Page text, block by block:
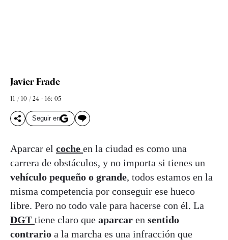
Javier Frade
11 / 10 / 24 - 16: 05
Seguir en
Aparcar el coche en la ciudad es como una
carrera de obstáculos, y no importa si tienes un
vehículo pequeño o grande, todos estamos en la
misma competencia por conseguir ese hueco
libre. Pero no todo vale para hacerse con él. La
DGT tiene claro que aparcar en sentido
contrario a la marcha es una infracción que